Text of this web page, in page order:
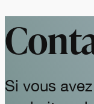
Si vous